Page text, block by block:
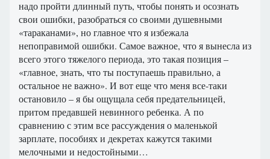
надо пройти длинный путь, чтобы понять и осознать
свои ошибки, разобраться со своими душевными
«тараканами», но главное что я избежала
непоправимой ошибки. Самое важное, что я вынесла из
всего этого тяжелого периода, это такая позиция –
«главное, знать, что ты поступаешь правильно, а
остальное не важно». И вот еще что меня все-таки
остановило – я бы ощущала себя предательницей,
притом предавшей невинного ребенка. А по
сравнению с этим все рассуждения о маленькой
зарплате, пособиях и декретах кажутся такими
мелочными и недостойными…